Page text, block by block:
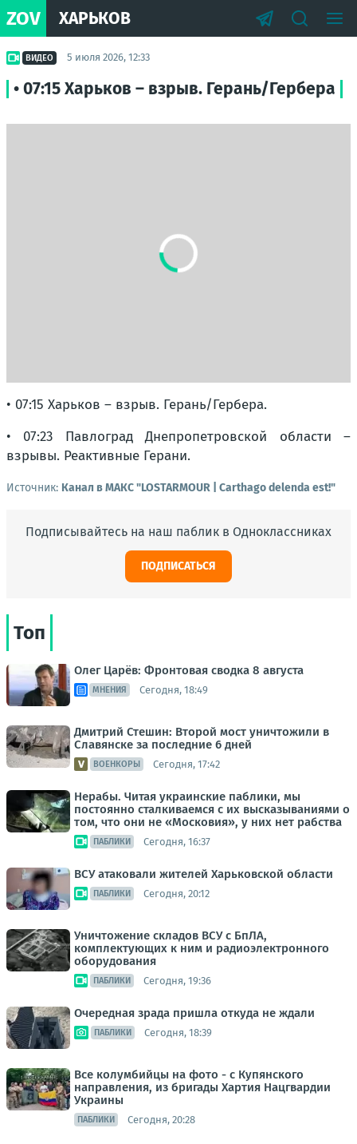
ZOV ХАРЬКОВ
ВИДЕО 5 июля 2026, 12:33
• 07:15 Харьков – взрыв. Герань/Гербера
• 07:15 Харьков – взрыв. Герань/Гербера.
• 07:23 Павлоград Днепропетровской области –
взрывы. Реактивные Герани.
Источник: Канал в МАКС "LOSTARMOUR | Carthago delenda est!"
Подписывайтесь на наш паблик в Одноклассниках
ПОДПИСАТЬСЯ
Топ
Олег Царёв: Фронтовая сводка 8 августа
МНЕНИЯ Сегодня, 18:49
Дмитрий Стешин: Второй мост уничтожили в
Славянске за последние 6 дней
ВОЕНКОРЫ Сегодня, 17:42
Нерабы. Читая украинские паблики, мы
постоянно сталкиваемся с их высказываниями о
том, что они не «Московия», у них нет рабства
ПАБЛИКИ Сегодня, 16:37
ВСУ атаковали жителей Харьковской области
ПАБЛИКИ Сегодня, 20:12
Уничтожение складов ВСУ с БпЛА,
комплектующих к ним и радиоэлектронного
оборудования
ПАБЛИКИ Сегодня, 19:36
Очередная зрада пришла откуда не ждали
ПАБЛИКИ Сегодня, 18:39
Все колумбийцы на фото - с Купянского
направления, из бригады Хартия Нацгвардии
Украины
ПАБЛИКИ Сегодня, 20:28